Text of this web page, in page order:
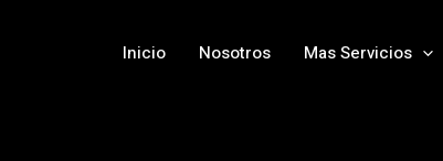
Inicio Nosotros Mas Servicios